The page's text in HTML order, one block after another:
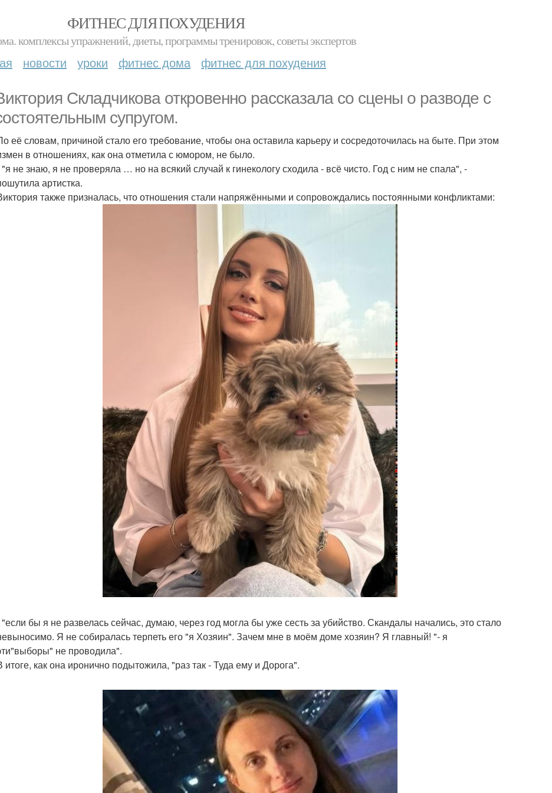
ФИТНЕС ДЛЯ ПОХУДЕНИЯ
комплексы упражнений, диеты, программы тренировок, советы экспертов
новости уроки фитнес дома фитнес для похудения
Складчикова откровенно рассказала со сцены о разводе с
супругом.
её словам, причиной стало его требование, чтобы она оставила карьеру и сосредоточилась на быте. При этом
в отношениях, как она отметила с юмором, не было.
не знаю, я не проверяла … но на всякий случай к гинекологу сходила - всё чисто. Год с ним не спала", -
артистка.
также призналась, что отношения стали напряжёнными и сопровождались постоянными конфликтами:
бы я не развелась сейчас, думаю, через год могла бы уже сесть за убийство. Скандалы начались, это стало
Я не собиралась терпеть его "я Хозяин". Зачем мне в моём доме хозяин? Я главный! "- я
не проводила".
итоге, как она иронично подытожила, "раз так - Туда ему и Дорога".